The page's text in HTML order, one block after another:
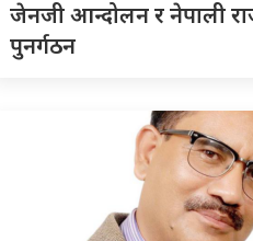
जेनजी आन्दोलन र नेपाली
पुनर्गठन